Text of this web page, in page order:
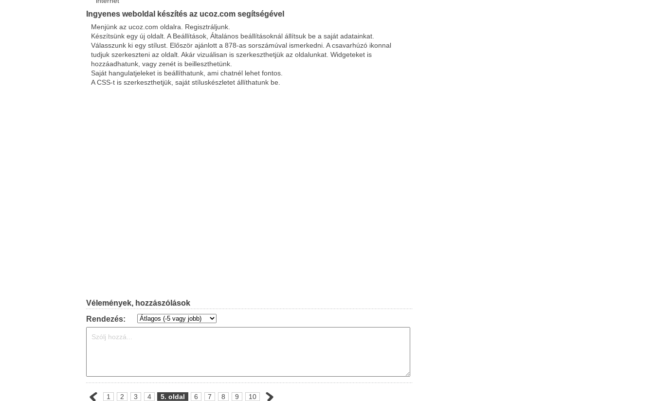
Ingyenes weboldal készítés az ucoz.com segítségével
Menjünk az ucoz.com oldalra. Regisztráljunk.
Készítsünk egy új oldalt. A Beállítások, Általános beállításoknál állítsuk be a saját adatainkat.
Válasszunk ki egy stílust. Először ajánlott a 878-as sorszámúval ismerkedni. A csavarhúzó ikonnal
tudjuk szerkeszteni az oldalt. Akár vizuálisan is szerkeszthetjük az oldalunkat. Widgeteket is
hozzáadhatunk, vagy zenét is beilleszthetünk.
Saját hangulatjeleket is beállíthatunk, ami chatnél lehet fontos.
A CSS-t is szerkeszthetjük, saját stíluskészletet állíthatunk be.
Vélemények, hozzászólások
Rendezés:
1 2 3 4 5. oldal 6 7 8 9 10